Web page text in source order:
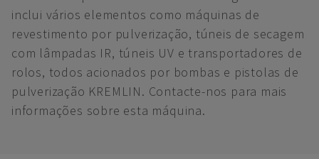
inclui vários elementos como máquinas de
revestimento por pulverização, túneis de secagem
com lâmpadas IR, túneis UV e transportadores de
rolos, todos acionados por bombas e pistolas de
pulverização KREMLIN. Contacte-nos para mais
informações sobre esta máquina.